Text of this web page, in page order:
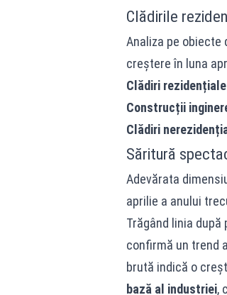
Clădirile
Analiza pe
creștere în luna
Clădiri
Construcții
Clădiri
Săritură
Adevărata
aprilie a anului
Trăgând linia
confirmă un trend
brută indică o
bază al industriei,